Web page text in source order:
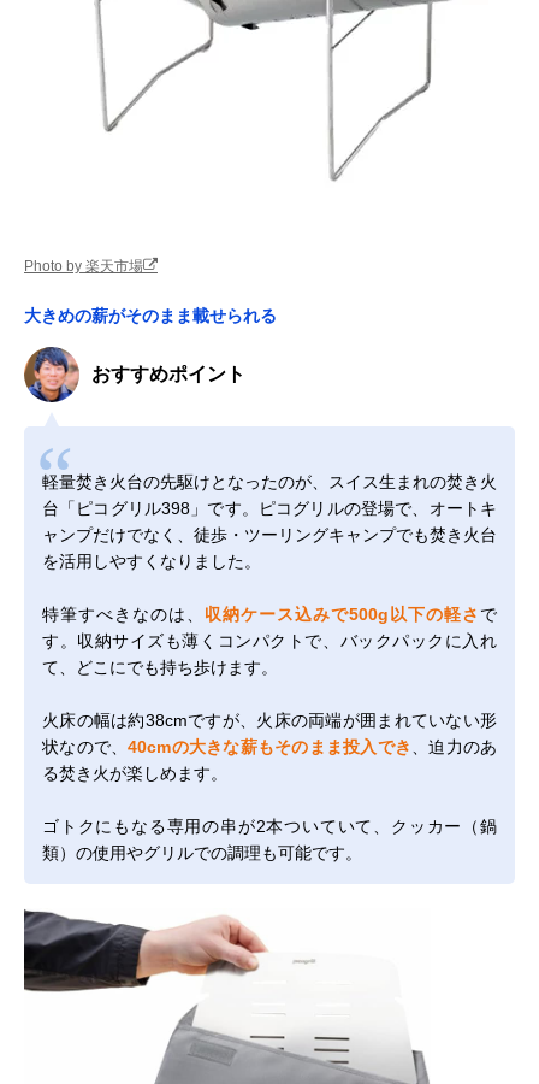
Photo by 楽天市場
大きめの薪がそのまま載せられる
おすすめポイント
軽量焚き火台の先駆けとなったのが、スイス生まれの焚き火
台「ピコグリル398」です。ピコグリルの登場で、オートキ
ャンプだけでなく、徒歩・ツーリングキャンプでも焚き火台
を活用しやすくなりました。
特筆すべきなのは、 収納ケース込みで500g以下の軽さ で
す。収納サイズも薄くコンパクトで、バックパックに入れ
て、どこにでも持ち歩けます。
火床の幅は約38cmですが、火床の両端が囲まれていない形
状なので、40cmの大きな薪もそのまま投入でき、迫力のあ
る焚き火が楽しめます。
ゴトクにもなる専用の串が2本ついていて、クッカー（鍋
類）の使用やグリルでの調理も可能です。